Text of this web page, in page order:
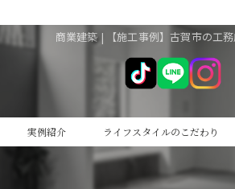
商業建築 | 【施工事例】古賀市の工
実例紹介 ライフスタイルのこだわり